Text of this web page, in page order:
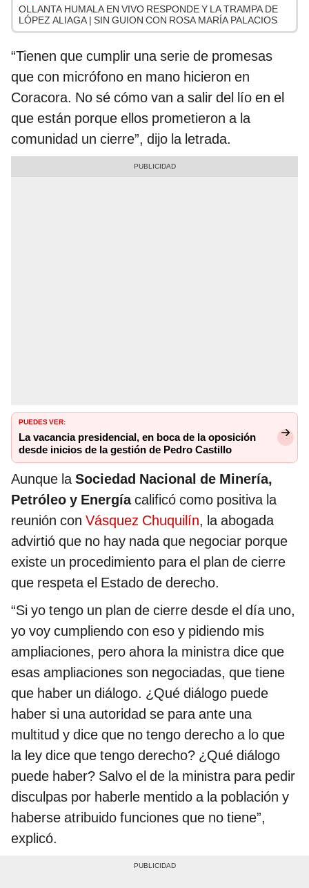
OLLANTA HUMALA EN VIVO RESPONDE Y LA TRAMPA DE
LÓPEZ ALIAGA | SIN GUION CON ROSA MARÍA PALACIOS
“Tienen que cumplir una serie de promesas
que con micrófono en mano hicieron en
Coracora. No sé cómo van a salir del lío en el
que están porque ellos prometieron a la
comunidad un cierre”, dijo la letrada.
PUEDES VER:
La vacancia presidencial, en boca de la oposición
desde inicios de la gestión de Pedro Castillo
Aunque laSociedad Nacional de Minería,
Petróleo y Energíacalificó como positiva la
reunión con Vásquez Chuquilín, la abogada
advirtió que no hay nada que negociar porque
existe un procedimiento para el plan de cierre
que respeta el Estado de derecho.
“Si yo tengo un plan de cierre desde el día uno,
yo voy cumpliendo con eso y pidiendo mis
ampliaciones, pero ahora la ministra dice que
esas ampliaciones son negociadas, que tiene
que haber un diálogo. ¿Qué diálogo puede
haber si una autoridad se para ante una
multitud y dice que no tengo derecho a lo que
la ley dice que tengo derecho? ¿Qué diálogo
puede haber? Salvo el de la ministra para pedir
disculpas por haberle mentido a la población y
haberse atribuido funciones que no tiene”,
explicó.